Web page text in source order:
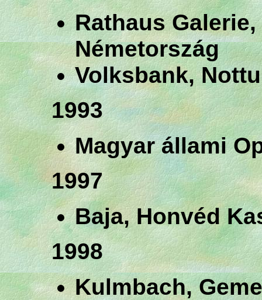
Rathaus
Németország
Volksbank,
1993
Magyar állami
1997
Baja, Honvéd
1998
Kulmbach,